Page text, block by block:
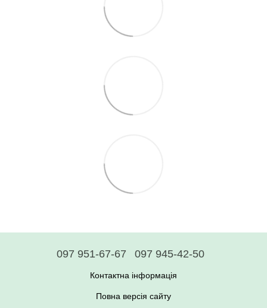
097 951-67-67 097 945-42-50
Контактна інформація
Повна версія сайту